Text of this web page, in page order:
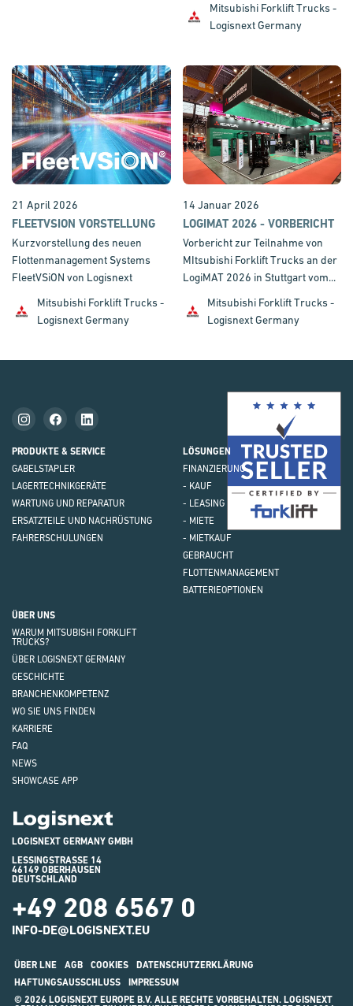
Mitsubishi Forklift Trucks -
Logisnext Germany
21 April 2026
FLEETVSION VORSTELLUNG
Kurzvorstellung des neuen
Flottenmanagement Systems
FleetVSiON von Logisnext
Mitsubishi Forklift Trucks -
Logisnext Germany
14 Januar 2026
LOGIMAT 2026 - VORBERICHT
Vorbericht zur Teilnahme von
MItsubishi Forklift Trucks an der
LogiMAT 2026 in Stuttgart vom...
Mitsubishi Forklift Trucks -
Logisnext Germany
PRODUKTE & SERVICE
GABELSTAPLER
LAGERTECHNIKGERÄTE
WARTUNG UND REPARATUR
ERSATZTEILE UND NACHRÜSTUNG
FAHRERSCHULUNGEN
LÖSUNGEN
FINANZIERUNG
- KAUF
- LEASING
- MIETE
- MIETKAUF
GEBRAUCHT
FLOTTEN MANAGEMENT
BATTERIEOPTIONEN
ÜBER UNS
WARUM MITSUBISHI FORKLIFT
TRUCKS?
ÜBER LOGISNEXT GERMANY
GESCHICHTE
BRANCHEN KOMPETENZ
WO SIE UNS FINDEN
KARRIERE
FAQ
NEWS
SHOWCASE APP
LOGISNEXT GERMANY GMBH
LESSINGSTRASSE 14
46149 OBERHAUSEN
DEUTSCHLAND
+49 208 6567 0
INFO-DE@LOGISNEXT.EU
© 2026 LOGISNEXT EUROPE B.V. ALLE RECHTE VORBEHALTEN. LOGISNEXT
ÜBER LNE AGB COOKIES
DATENSCHUTZERKLÄRUNG
HAFTUNGSAUSSCHLUSS
IMPRESSUM